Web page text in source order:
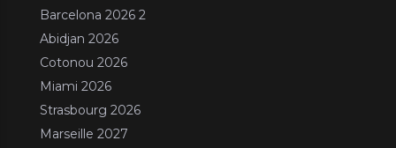
Barcelona 2026 2
Abidjan 2026
Cotonou 2026
Miami 2026
Strasbourg 2026
Marseille 2027